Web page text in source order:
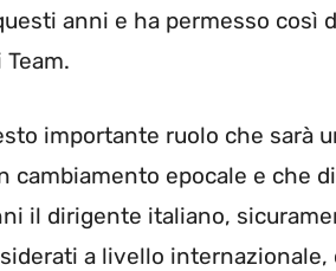
anni e ha permesso così
importante ruolo che sarà
epocale e che
il dirigente italiano,
a livello internazionale,